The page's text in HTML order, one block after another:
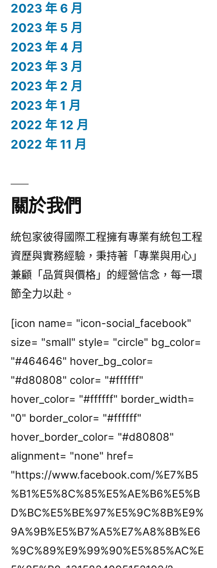
2023 年 6 月
2023 年 5 月
2023 年 4 月
2023 年 3 月
2023 年 2 月
2023 年 1 月
2022 年 12 月
2022 年 11 月
關於我們
統包家彼得國際工程擁有專業有統包工程
資歷與實務經驗，秉持著「專業與用心」
兼顧「品質與價格」的經營信念，每一環
節全力以赴。
[icon name= "icon-social_facebook"
size= "small" style= "circle" bg_color=
"#464646" hover_bg_color=
"#d80808" color= "#ffffff"
hover_color= "#ffffff" border_width=
"0" border_color= "#ffffff"
hover_border_color= "#d80808"
alignment= "none" href=
"https://www.facebook.com/%E7%B5
%B1%E5%8C%85%E5%AE%B6%E5%B
D%BC%E5%BE%97%E5%9C%8B%E9%
9A%9B%E5%B7%A5%E7%A8%8B%E6
%9C%89%E9%99%90%E5%85%AC%E